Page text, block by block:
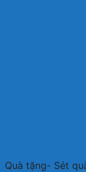
Quà tặng- Sét